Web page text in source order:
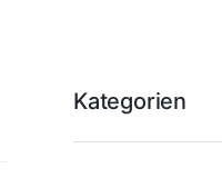
Kategorien